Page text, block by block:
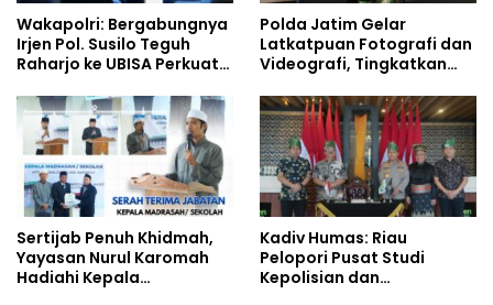
Wakapolri: Bergabungnya
Irjen Pol. Susilo Teguh
Raharjo ke UBISA Perkuat
Studi Kepolisian
Polda Jatim Gelar
Latkatpuan Fotografi dan
Videografi, Tingkatkan
Era Digital
Sertijab Penuh Khidmah,
Yayasan Nurul Karomah
Hadiahi Kepala
Kadiv Humas: Riau
Pelopori Pusat Studi
Kepolisian dan